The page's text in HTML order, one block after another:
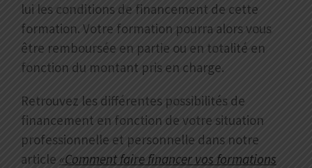
lui les conditions de financement de cette
formation. Votre formation pourra alors vous
être remboursée en partie ou en totalité en
fonction du montant pris en charge.
Retrouvez les différentes possibilités de
financement en fonction de votre situation
professionnelle et personnelle dans notre
article «Comment faire financer vos formations